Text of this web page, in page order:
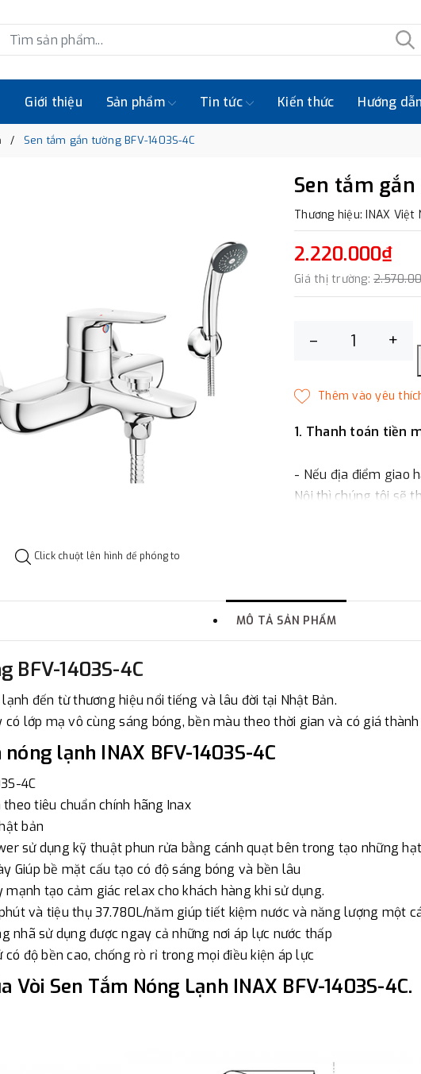
Giới thiệu Sản phẩm Tin tức Kiến thức Hướng
Sen tắm gắn tường BFV-1403S-4C
Click chuột lên hình để phóng to
Sen tắm gắn
Thương hiệu: INAX Việt
2.220.000₫
Giá thị trường:
– +
1. Thanh toán tiền
- Nếu địa điểm giao
Nội thì chúng tôi sẽ
một phần giá trị đơn
-Showroom Thanh
quận Đống Đa, Hà Nội.
- Nếu địa điểm giao
đơn đặt hàng ngoài
MÔ TẢ SẢN PHẨM
BFV-1403S-4C
đến từ thương hiệu nổi tiếng và lâu đời tại Nhật Bản.
lớp mạ vô cùng sáng bóng, bền màu theo thời gian và có giá
lạnh INAX BFV-1403S-4C
4C
tiêu chuẩn chính hãng Inax
bản
sử dụng kỹ thuật phun rửa bằng cánh quạt bên trong tạo những
Giúp bề mặt cấu tạo có độ sáng bóng và bền lâu
mạnh tạo cảm giác relax cho khách hàng khi sử dụng.
và tiệu thụ 37.780L/năm giúp tiết kiệm nước và năng lượng một
nhã sử dụng được ngay cả những nơi áp lực nước thấp
có độ bền cao, chống rò rỉ trong mọi điều kiện áp lực
Vòi Sen Tắm Nóng Lạnh INAX BFV-1403S-4C.